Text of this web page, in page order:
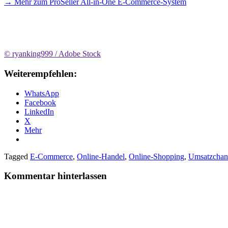
→ Mehr zum ProSeller All-in-One E-Commerce-System
© ryanking999 / Adobe Stock
Weiterempfehlen:
WhatsApp
Facebook
LinkedIn
X
Mehr
Tagged E-Commerce, Online-Handel, Online-Shopping,
Kommentar hinterlassen